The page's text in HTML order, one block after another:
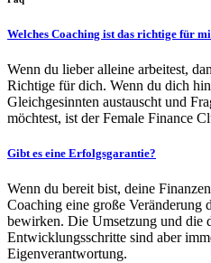
Welches Coaching ist das richtige für
Wenn du lieber alleine arbeitest,
Richtige für dich. Wenn du dich
Gleichgesinnten austauscht und
möchtest, ist der Female Finance
Gibt es eine Erfolgsgarantie?
Wenn du bereit bist, deine
Coaching eine große Veränderung
bewirken. Die Umsetzung und die
Entwicklungsschritte sind aber
Eigenverantwortung.